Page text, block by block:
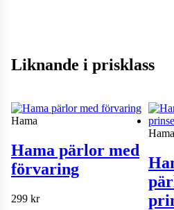
Liknande i prisklass
Hama
Hama pärlor med
förvaring
299 kr
Hama